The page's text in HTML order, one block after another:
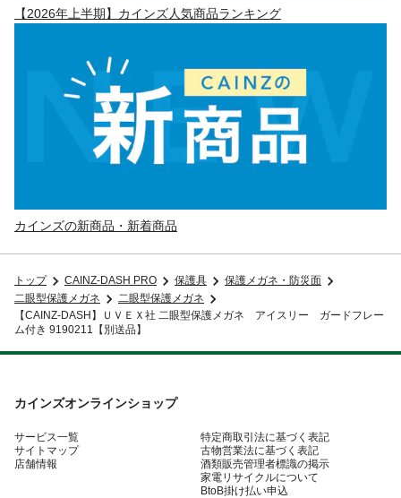
【2026年上半期】カインズ人気商品ランキング
カインズの新商品・新着商品
トップ CAINZ-DASH PRO 保護具
保護メガネ・防災面
二眼型保護メガネ
二眼型保護メガネ
【CAINZ-DASH】ＵＶＥＸ社 二眼型保護メガネ アイスリー ガードフレー
ム付き 9190211【別送品】
カインズオンラインショップ
サービス一覧
サイトマップ
店舗情報
特定商取引法に基づく表記
古物営業法に基づく表記
酒類販売管理者標識の掲示
家電リサイクルについて
BtoB掛け払い申込